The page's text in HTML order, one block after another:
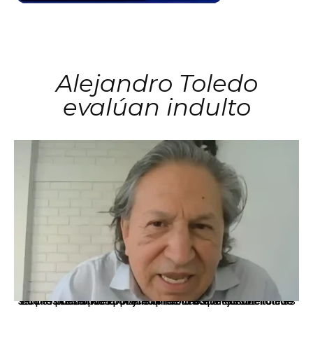
Alejandro Toledo
evalúan indulto
La presidenta Keiko Fujimori informó que la solicitud de indulto presentada por el expresidente Alejandro Toledo será evaluada por la Comisión de Gracias Presidenciales conforme al procedimiento establecido.